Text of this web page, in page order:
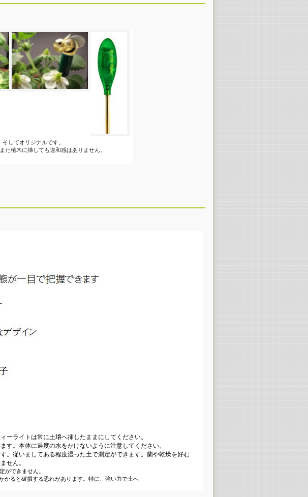
してオリジナルです。
た植木に挿しても違和感はありません。
ライトは常に土壌へ挿したままにしてください。
。本体に過度の水をかけないように注意してください。
従いましてある程度湿った土で測定ができます。蘭や乾燥を好む
せん。
できません。
ると破損する恐れがあります。特に、強い力で土へ